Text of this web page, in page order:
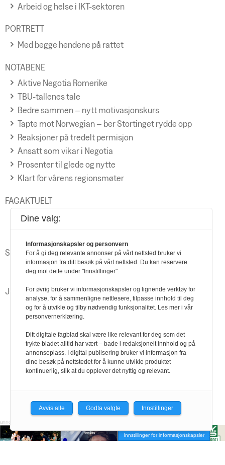
Arbeid og helse i IKT-sektoren
PORTRETT
Med begge hendene på rattet
NOTABENE
Aktive Negotia Romerike
TBU-tallenes tale
Bedre sammen – nytt motivasjonskurs
Tapte mot Norwegian – ber Stortinget rydde opp
Reaksjoner på tredelt permisjon
Ansatt som vikar i Negotia
Prosenter til glede og nytte
Klart for vårens regionsmøter
FAGAKTUELT
Hva inngår i pensjonsgrunnlaget?
SPØR OSS
Negotias rådgivere og advokater svarer
JOBBEN MIN
Liker å jobbe i team
Innstillinger for informasjonskapsler
Dine valg:
Informasjonskapsler og personvern
For å gi deg relevante annonser på vårt nettsted bruker vi
informasjon fra ditt besøk på vårt nettsted. Du kan reservere
deg mot dette under "Innstillinger".
For øvrig bruker vi informasjonskapsler og lignende verktøy for
analyse, for å sammenligne nettlesere, tilpasse innhold til deg
og for å utvikle og tilby nødvendig funksjonalitet. Les mer i vår
personvernerklæring.
Ditt digitale fagblad skal være like relevant for deg som det
trykte bladet alltid har vært – bade i redaksjonelt innhold og på
annonseplass. I digital publisering bruker vi informasjon fra
dine besøk på nettstedet for å kunne utvikle produktet
kontinuerlig, slik at du opplever det nyttig og relevant.
Avvis alle Godta valgte Innstillinger